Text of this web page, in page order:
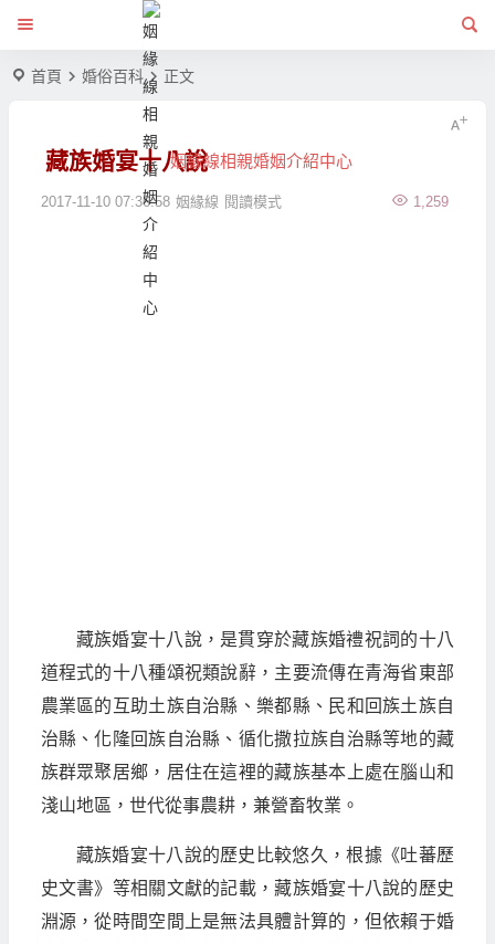
姻緣線相親婚姻介紹中心
首頁 婚俗百科 正文
藏族婚宴十八說
2017-11-10 07:36:58 姻緣線 1,259
閱讀模式
藏族婚宴十八說，是貫穿於藏族婚禮祝詞的十八
道程式的十八種頌祝類說辭，主要流傳在青海省東部
農業區的互助土族自治縣、樂都縣、民和回族土族自
治縣、化隆回族自治縣、循化撒拉族自治縣等地的藏
族群眾聚居鄉，居住在這裡的藏族基本上處在腦山和
淺山地區，世代從事農耕，兼營畜牧業。
藏族婚宴十八說的歷史比較悠久，根據《吐蕃歷
史文書》等相關文獻的記載，藏族婚宴十八說的歷史
淵源，從時間空間上是無法具體計算的，但依賴于婚